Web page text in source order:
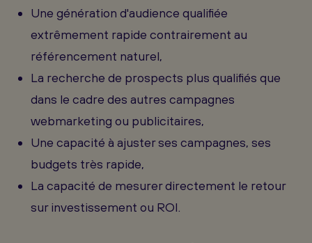
Une génération d'audience qualifiée
extrêmement rapide contrairement au
référencement naturel,
La recherche de prospects plus qualifiés que
dans le cadre des autres campagnes
webmarketing ou publicitaires,
Une capacité à ajuster ses campagnes, ses
budgets très rapide,
La capacité de mesurer directement le retour
sur investissement ou ROI.